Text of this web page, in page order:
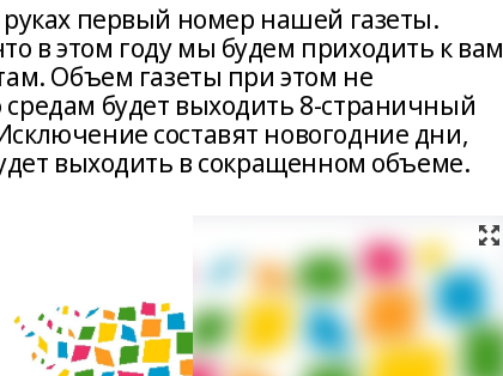
первый номер нашей газеты.
в этом году мы будем приходить к вам
Объем газеты при этом не
будет выходить 8-страничный
составят новогодние дни,
выходить в сокращенном объеме.